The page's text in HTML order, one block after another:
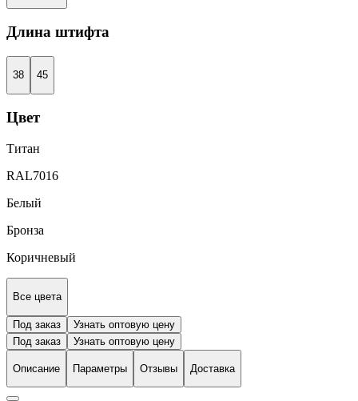
Длина штифта
38 45
Цвет
Титан
RAL7016
Белый
Бронза
Коричневый
Все цвета
Под заказ
Узнать оптовую цену
Под заказ
Узнать оптовую цену
Описание Параметры Отзывы Доставка